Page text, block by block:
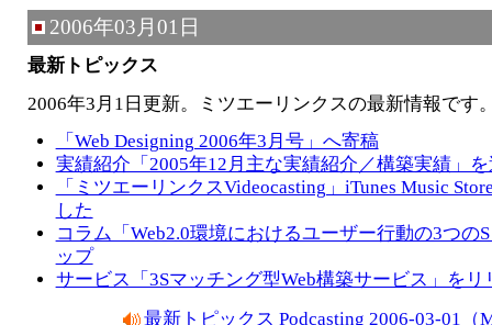
2006年03月01日
最新トピックス
2006年3月1日更新。ミツエーリンクスの最新情報です
「Web Designing 2006年3月号」へ寄稿
実績紹介「2005年12月主な実績紹介／構築実績」
「ミツエーリンクスVideocasting」iTunes Music
した
コラム「Web2.0環境におけるユーザー行動の3つの
ップ
サービス「3Sマッチング型Web構築サービス」をリ
最新トピックス Podcasting 2006-03-01（